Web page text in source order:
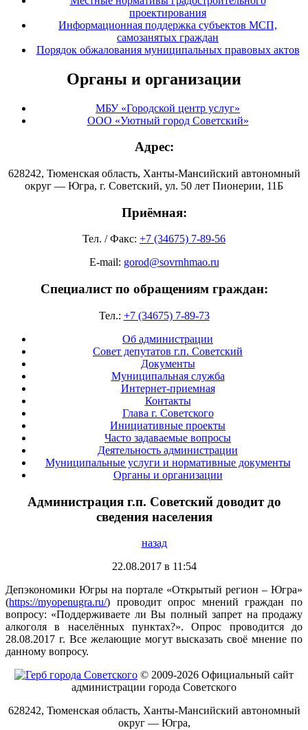
проектирования
Информационная поддержка субъектов МСП,
самозанятых граждан
Порядок обжалования муниципальных правовых актов
Органы и организации
МБУ «Городской центр услуг»
ООО «Уютный город Советский»
Адрес:
628242, Тюменская область, Ханты-Мансийский автономный
округ — Югра, г. Советский, ул. 50 лет Пионерии, 11Б
Приёмная:
Тел. / Факс: +7 (34675) 7-89-56
E-mail: gorod@sovrnhmao.ru
Специалист по обращениям граждан:
Тел.: +7 (34675) 7-89-73
Об администрации
Совет депутатов г.п. Советский
Документы
Муниципальная служба
Интернет-приемная
Контакты
Глава г. Советского
Инициативные проекты
Часто задаваемые вопросы
Деятельность администрации
Муниципальные услуги и нормативные документы
Органы и организации
Администрация г.п. Советский доводит до
сведения населения
назад
22.08.2017 в 11:54
Депэкономики Югры на портале «Открытый регион – Югра»
(https://myopenugra.ru/) проводит опрос мнений граждан по
вопросу: «Поддерживаете ли Вы полный запрет на продажу
алкоголя в населённых пунктах?». Опрос проводится до
28.08.2017 г. Все желающие могут высказать своё мнение по
данному вопросу.
© 2009-2026 Официальный сайт
администрации города Советского
628242, Тюменская область, Ханты-Мансийский автономный
округ — Югра,